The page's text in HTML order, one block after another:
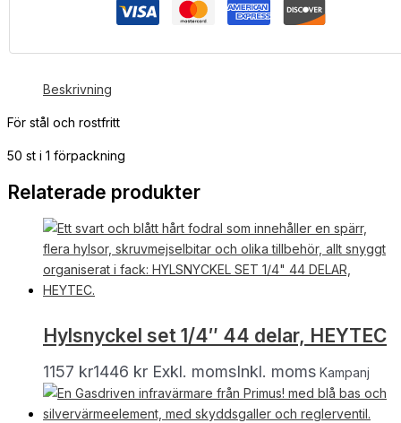
Beskrivning
För stål och rostfritt
50 st i 1 förpackning
Relaterade produkter
Hylsnyckel set 1/4″ 44 delar, HEYTEC
1157 kr1446 kr Exkl. momsInkl. moms Kampanj